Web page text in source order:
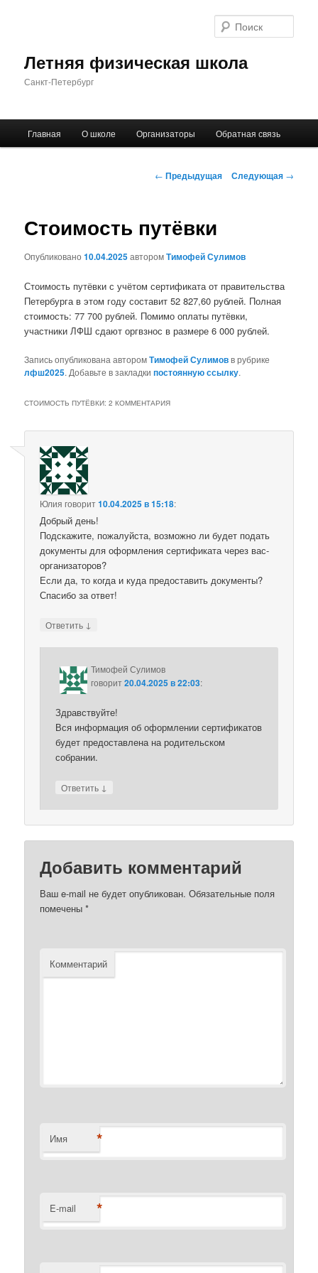
Летняя физическая школа
Санкт-Петербург
Перейти
содержимому
Главная О школе Организаторы Обратная связь
Навигация
← Предыдущая Следующая →
Стоимость путёвки
Опубликовано10.04.2025авторомТимофей Сулимов
Стоимость путёвки с учётом сертификата от правительства
Петербурга в этом году составит 52 827,60 рублей. Полная
стоимость: 77 700 рублей. Помимо оплаты путёвки,
участники ЛФШ сдают оргвзнос в размере 6 000 рублей.
Запись опубликована авторомТимофей Сулимовв рубрике
лфш2025. Добавьте в закладкипостоянную ссылку.
СТОИМОСТЬ ПУТЁВКИ: 2 КОММЕНТАРИЯ
Юлия говорит10.04.2025 в 15:18:
Добрый день!
Подскажите, пожалуйста, возможно ли будет подать
документы для оформления сертификата через вас-
организаторов?
Если да, то когда и куда предоставить документы?
Спасибо за ответ!
Ответить ↓
Тимофей Сулимов
говорит20.04.2025 в 22:03:
Здравствуйте!
Вся информация об оформлении сертификатов
будет предоставлена на родительском
собрании.
Ответить ↓
Добавить комментарий
Ваш e-mail не будет опубликован. Обязательные поля
помечены*
Комментарий
Имя *
E-mail *